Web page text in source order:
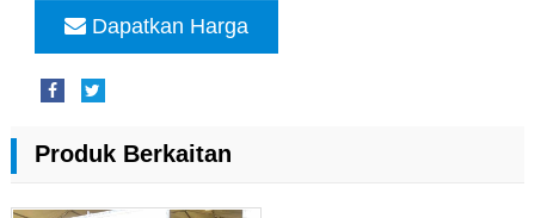
Dapatkan Harga
Produk Berkaitan